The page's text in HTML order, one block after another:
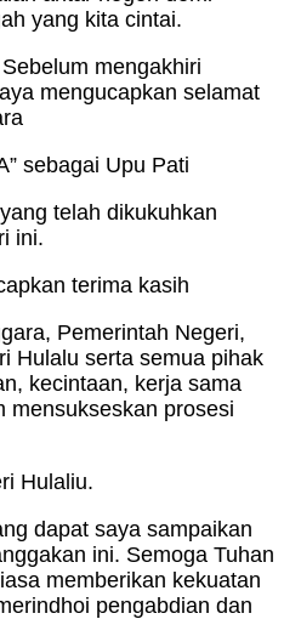
yang kita cintai.
mengakhiri
mengucapkan selamat
sebagai Upu Pati
telah dikukuhkan
ini.
terima kasih
Pemerintah Negeri,
Hulalu serta semua pihak
kecintaan, kerja sama
mensukseskan prosesi
Hulaliu.
dapat saya sampaikan
ini. Semoga Tuhan
memberikan kekuatan
pengabdian dan